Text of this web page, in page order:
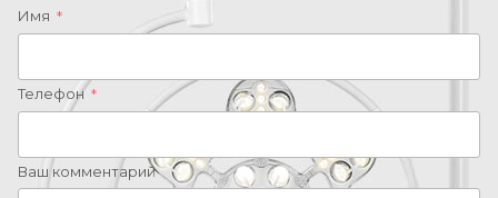
Имя *
Телефон *
Ваш комментарий